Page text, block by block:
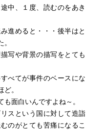
す。
、そんなに古いのかとび
。
は今、81歳？
中、１度、読むのをあき
進めると・・・後半はと
写や背景の描写をとても
べてが事件のベースにな
。
面白いんですよね～。
スという国に対して造詣
のがとても苦痛になるこ